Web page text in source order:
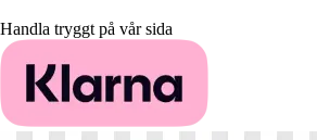
Handla tryggt på vår sida